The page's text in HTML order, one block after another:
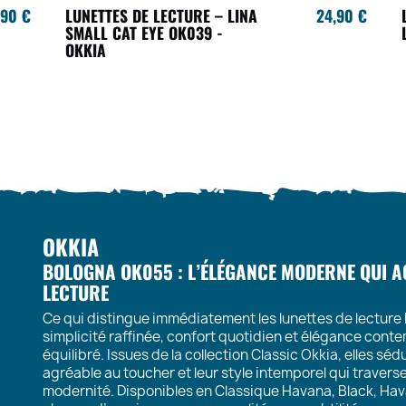
€ LUNETTES DE LECTURE – LINA
SMALL CAT EYE OK039 -
OKKIA
24,90 €
OKKIA
BOLOGNA OK055 : L’ÉLÉGANCE MODERNE QUI
LECTURE
Ce qui distingue immédiatement les lunettes de lecture
simplicité raffinée, confort quotidien et élégance
équilibré. Issues de la collection Classic Okkia, elles
agréable au toucher et leur style intemporel qui
modernité. Disponibles en Classique Havana, Black,